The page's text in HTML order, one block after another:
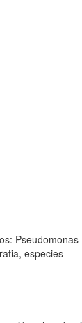
Pseudomonas
especies